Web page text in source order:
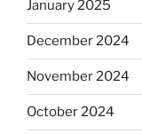
January 2025
December 2024
November 2024
October 2024